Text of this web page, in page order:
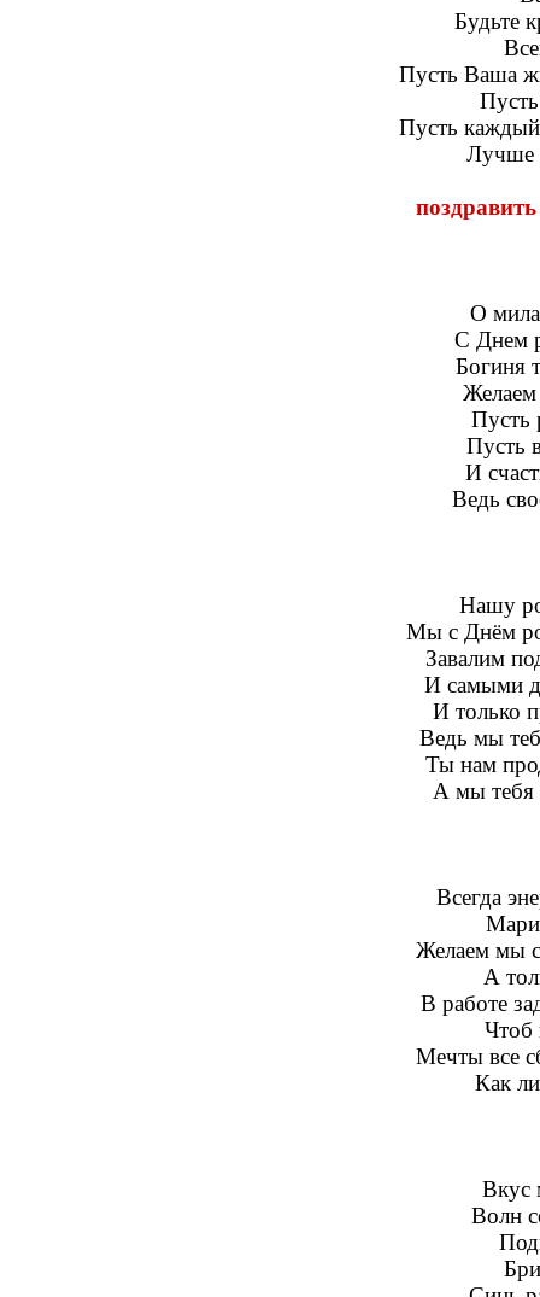
Будьте
Пусть Ваша
Пусть каждый
Лучше
О
С Днем
Богиня
Желаем
Пусть
Пусть
И
Ведь
Нашу
Мы с Днём
Завалим
И самыми
И только
Ведь мы
Ты нам
А мы тебя
Всегда
Желаем мы
А
В работе
Чтоб
Мечты все
Как
Вкус
Волн